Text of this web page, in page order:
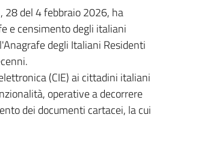
28 del 4 febbraio 2026, ha
e censimento degli italiani
degli Italiani Residenti
(CIE) ai cittadini italiani
operative a decorrere
dei documenti cartacei, la cui